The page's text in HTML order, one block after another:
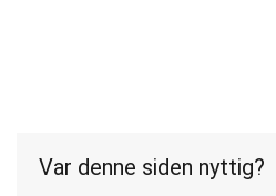
Var denne siden nyttig?